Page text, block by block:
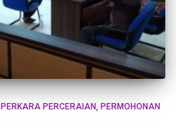
PERKARA PERCERAIAN PERMOHONAN